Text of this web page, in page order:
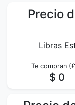
Precio
Libras
Te compran
$ 0